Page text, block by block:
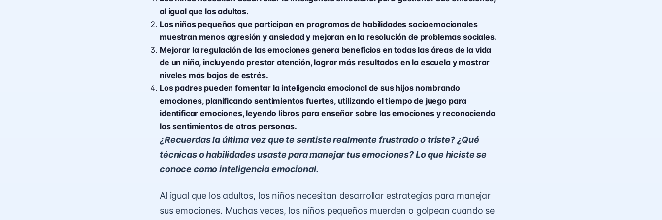
al igual que los adultos.
Los niños pequeños que participan en programas de habilidades socioemocionales
muestran menos agresión y ansiedad y mejoran en la resolución de problemas sociales.
Mejorar la regulación de las emociones genera beneficios en todas las áreas de la vida
de un niño, incluyendo prestar atención, lograr más resultados en la escuela y mostrar
niveles más bajos de estrés.
Los padres pueden fomentar la inteligencia emocional de sus hijos nombrando
emociones, planificando sentimientos fuertes, utilizando el tiempo de juego para
identificar emociones, leyendo libros para enseñar sobre las emociones y reconociendo
los sentimientos de otras personas.
¿Recuerdas la última vez que te sentiste realmente frustrado o triste? ¿Qué
técnicas o habilidades usaste para manejar tus emociones? Lo que hiciste se
conoce como inteligencia emocional.
Al igual que los adultos, los niños necesitan desarrollar estrategias para manejar
sus emociones. Muchas veces, los niños pequeños muerden o golpean cuando se